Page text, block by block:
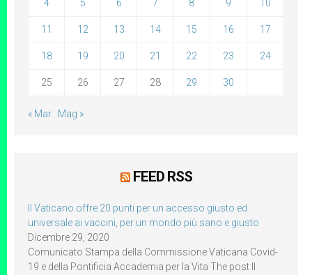
4 5 6 7 8 9 10
11 12 13 14 15 16 17
18 19 20 21 22 23 24
25 26 27 28 29 30
« Mar Mag »
FEED RSS
Il Vaticano offre 20 punti per un accesso giusto ed
universale ai vaccini, per un mondo più sano e giusto
Dicembre 29, 2020
Comunicato Stampa della Commissione Vaticana Covid-
19 e della Pontificia Accademia per la Vita The post Il